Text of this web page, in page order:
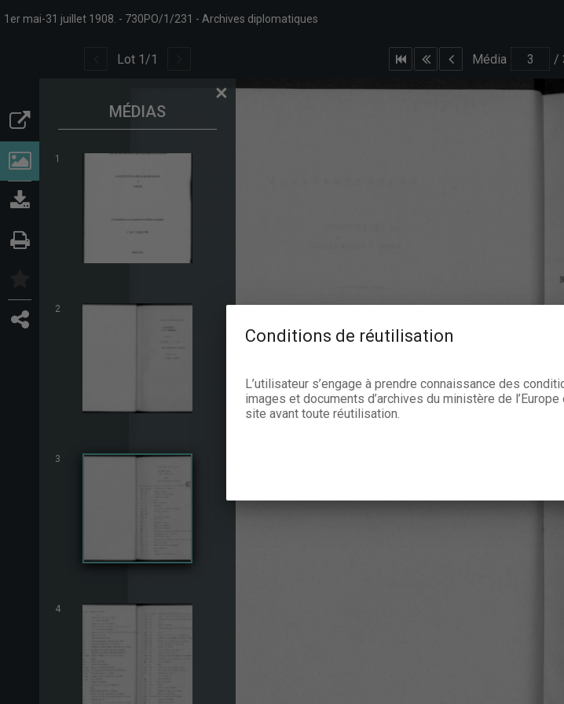
1er mai-31 juillet 1908. 730PO/1/231 Archives diplomatiques
Lot 1 /1 Média /
MÉDIAS
×
1
2
3
4
Conditions de réutilisation
L’utilisateur s’engage à prendre connaissance des
images et documents d’archives du ministère de
site avant toute réutilisation.